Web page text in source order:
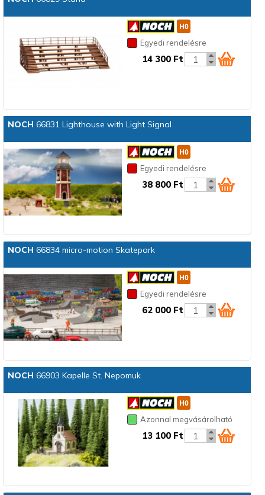
Egyedi rendelésre
14 300 Ft
NOCH 66831 Lighthouse with Light Signal
Egyedi rendelésre
38 800 Ft
NOCH 66834 micro-motion Skatepark
Egyedi rendelésre
62 000 Ft
NOCH 66903 Kapelle St. Nepomuk
Azonnal megvásárolható
13 100 Ft